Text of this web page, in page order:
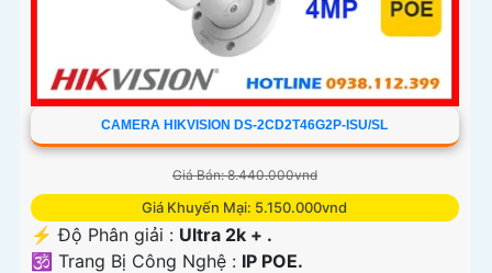
CAMERA HIKVISION DS-2CD2T46G2P-ISU/SL
Giá Bán: 8.440.000vnd
Giá Khuyến Mại: 5.150.000vnd
️⚡ Độ Phân giải : Ultra 2k + .
🕉️ Trang Bị Công Nghệ : IP POE.